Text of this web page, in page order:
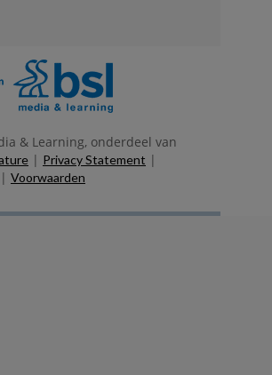
& Learning, onderdeel van
| Privacy Statement |
| Voorwaarden